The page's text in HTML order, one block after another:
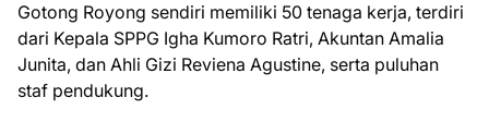
Gotong Royong sendiri memiliki 50 tenaga kerja, terdiri
dari Kepala SPPG Igha Kumoro Ratri, Akuntan Amalia
Junita, dan Ahli Gizi Reviena Agustine, serta puluhan
staf pendukung.